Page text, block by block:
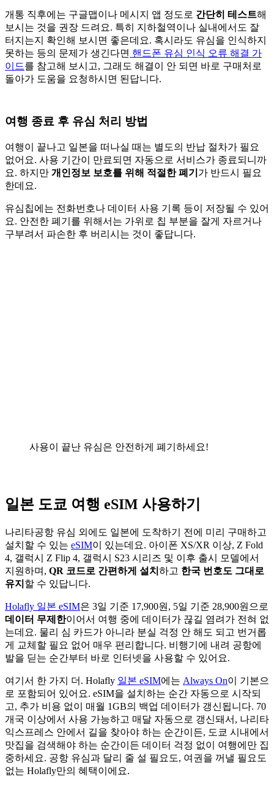
개통 직후에는 구글맵이나 메시지 앱 정도로 간단히 테스트해
보시는 것을 권장 드려요. 특히 지하철역이나 실내에서도 잘
터지는지 확인해 보시면 좋은데요. 혹시라도 유심을 인식하지
못하는 등의 문제가 생긴다면 핸드폰 유심 인식 오류 해결 가
이드를 참고해 보시고, 그래도 해결이 안 되면 바로 구매처로
돌아가 도움을 요청하시면 된답니다.
여행 종료 후 유심 처리 방법
여행이 끝나고 일본을 떠나실 때는 별도의 반납 절차가 필요
없어요. 사용 기간이 만료되면 자동으로 서비스가 종료되니까
요. 하지만 개인정보 보호를 위해 적절한 폐기 가 반드시 필요
한데요.
유심칩에는 전화번호나 데이터 사용 기록 등이 저장될 수 있어
요. 안전한 폐기를 위해서는 가위로 칩 부분을 잘게 자르거나
구부려서 파손한 후 버리시는 것이 좋답니다.
사용이 끝난 유심은 안전하게 폐기하세요!
일본 도쿄 여행 eSIM 사용하기
나리타공항 유심 외에도 일본에 도착하기 전에 미리 구매하고
설치할 수 있는 eSIM이 있는데요. 아이폰 XS/XR 이상, Z Fold
4, 갤럭시 Z Flip 4, 갤럭시 S23 시리즈 및 이후 출시 모델에서
지원하며, QR 코드로 간편하게 설치 하고 한국 번호도 그대로
유지 할 수 있답니다.
Holafly 일본 eSIM은 3일 기준 17,900원, 5일 기준 28,900원으로
데이터 무제한이어서 여행 중에 데이터가 끊길 염려가 전혀 없
는데요. 물리 심 카드가 아니라 분실 걱정 안 해도 되고 번거롭
게 교체할 필요 없어 매우 편리합니다. 비행기에 내려 공항에
발을 딛는 순간부터 바로 인터넷을 사용할 수 있어요.
여기서 한 가지 더. Holafly 일본 eSIM에는 Always On이 기본으
로 포함되어 있어요. eSIM을 설치하는 순간 자동으로 시작되
고, 추가 비용 없이 매월 1GB의 백업 데이터가 갱신됩니다. 70
개국 이상에서 사용 가능하고 매달 자동으로 갱신돼서, 나리타
익스프레스 안에서 길을 찾아야 하는 순간이든, 도쿄 시내에서
맛집을 검색해야 하는 순간이든 데이터 걱정 없이 여행에만 집
중하세요. 공항 유심과 달리 줄 설 필요도, 여권을 꺼낼 필요도
없는 Holafly만의 혜택이에요.